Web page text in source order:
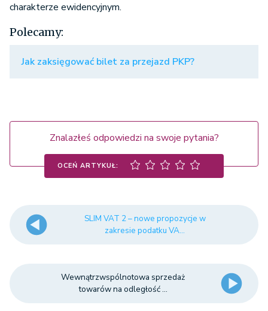
charakterze ewidencyjnym.
Polecamy:
Jak zaksięgować bilet za przejazd PKP?
Znalazłeś odpowiedzi na swoje pytania?
OCEŃ ARTYKUŁ:
SLIM VAT 2 – nowe propozycje w
zakresie podatku VA...
Wewnątrzwspólnotowa sprzedaż
towarów na odległość ...